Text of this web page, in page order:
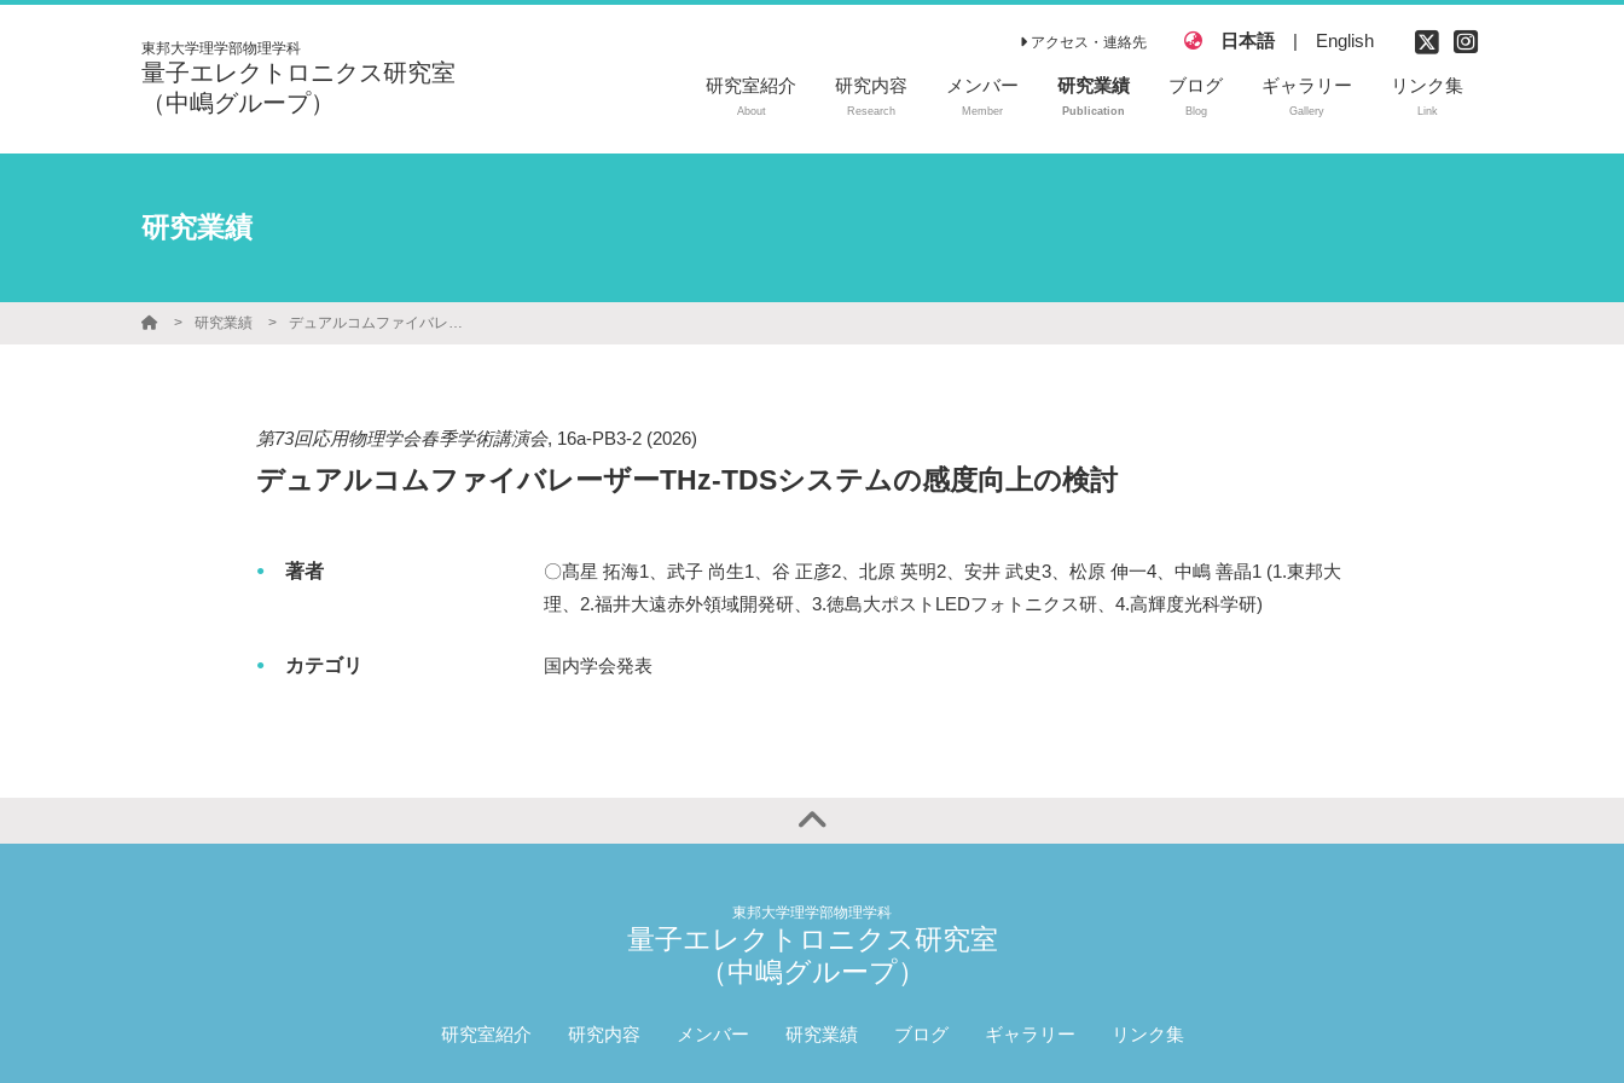
東邦大学理学部物理学科
量子エレクトロニクス研究室
（中嶋グループ）
アクセス・連絡先 日本語 | English
研究室紹介
About
研究内容
Research
メンバー
Member
研究業績
Publication
ブログ
Blog
ギャラリー
Gallery
リンク集
Link
研究業績
研究業績 デュアルコムファイバレーザーTHz-TDSシステムの感度向上の検討
第73回応用物理学会春季学術講演会, 16a-PB3-2 (2026)
デュアルコムファイバレーザーTHz-TDSシステムの感度向上の検討
著者
〇髙星 拓海1、武子 尚生1、谷 正彦2、北原 英明2、安井 武史3、松原 伸一4、中嶋 善晶1 (1.東邦大
理、2.福井大遠赤外領域開発研、3.徳島大ポストLEDフォトニクス研、4.高輝度光科学研)
カテゴリ 国内学会発表
東邦大学理学部物理学科
量子エレクトロニクス研究室
（中嶋グループ）
研究室紹介 研究内容 メンバー 研究業績 ブログ ギャラリー リンク集